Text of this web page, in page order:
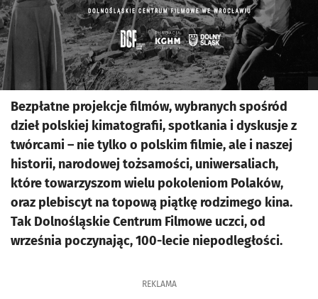
Bezpłatne projekcje filmów, wybranych spośród
dzieł polskiej kimatografii, spotkania i dyskusje z
twórcami – nie tylko o polskim filmie, ale i naszej
historii, narodowej tożsamości, uniwersaliach,
które towarzyszom wielu pokoleniom Polaków,
oraz plebiscyt na topową piątkę rodzimego kina.
Tak Dolnośląskie Centrum Filmowe uczci, od
września poczynając, 100-lecie niepodległości.
REKLAMA